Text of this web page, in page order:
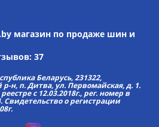
магазин по продаже шин и
37
Беларусь, 231322,
н, п. Дитва, ул. Первомайская, д. 1.
с 12.03.2018г., рег. номер в
Свидетельство о регистрации